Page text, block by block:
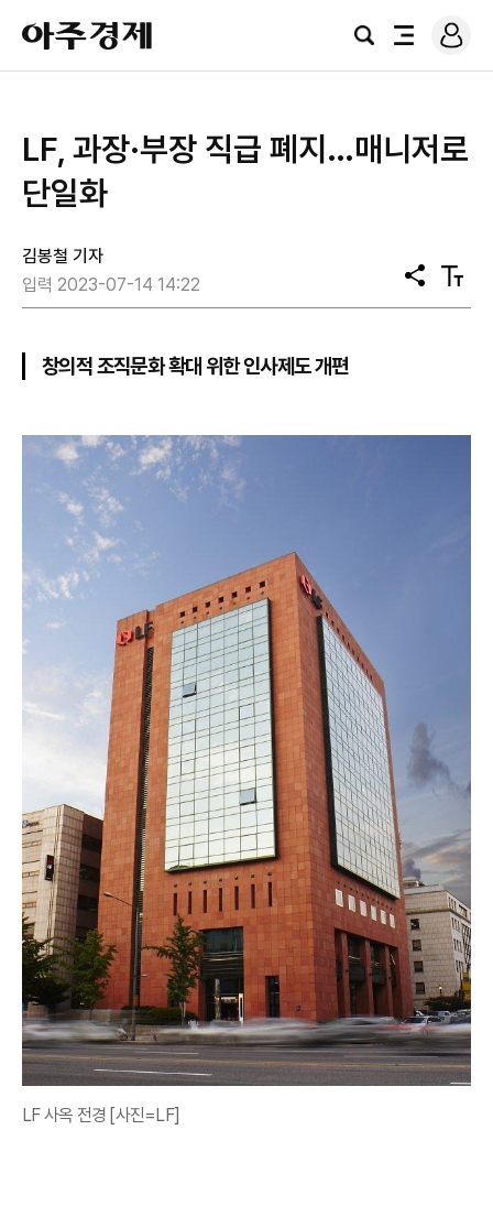
아
주
경
검
전
로
그
​LF, 과장·부장 직급 폐지…매니저로
단일화
김봉철 기자
입력 2023-07-14 14:22
공
유
텍
스
창의적 조직문화 확대 위한 인사제도 개편
LF 사옥 전경 [사진=LF]